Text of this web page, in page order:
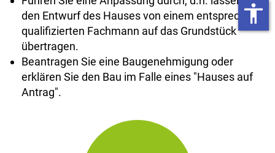
den Entwurf des Hauses von einem entsprechend
qualifizierten Fachmann auf das Grundstück
übertragen.
Beantragen Sie eine Baugenehmigung oder
erklären Sie den Bau im Falle eines "Hauses auf
Antrag".
accessibility